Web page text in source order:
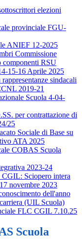
elezioni
provinciale FGU-
ANIEF 12-2025
Commissione
componenti RSU
15-16 Aprile 2025
sindacali
2019-21
Scuola 4-04-
per contrattazione di
25
Sociale di Base su
ATA 2025
COBAS Scuola
2023-24
Sciopero intera
novembre 2023
dell'anno
(UIL Scuola)
FLC CGIL 7.10.25
Scuola